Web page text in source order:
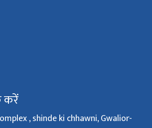
करें
, shinde ki chhawni, Gwalior-